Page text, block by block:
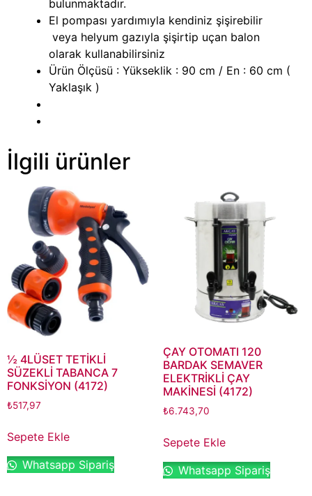
bulunmaktadır.
El pompası yardımıyla kendiniz şişirebilir
veya helyum gazıyla şişirtip uçan balon
olarak kullanabilirsiniz
Ürün Ölçüsü : Yükseklik : 90 cm / En : 60 cm (
Yaklaşık )
İlgili ürünler
½ 4LÜSET TETİKLİ
SÜZEKLİ TABANCA 7
FONKSİYON (4172)
₺517,97
Sepete Ekle
Whatsapp Sipariş
ÇAY OTOMATI 120
BARDAK SEMAVER
ELEKTRİKLİ ÇAY
MAKİNESİ (4172)
₺6.743,70
Sepete Ekle
Whatsapp Sipariş